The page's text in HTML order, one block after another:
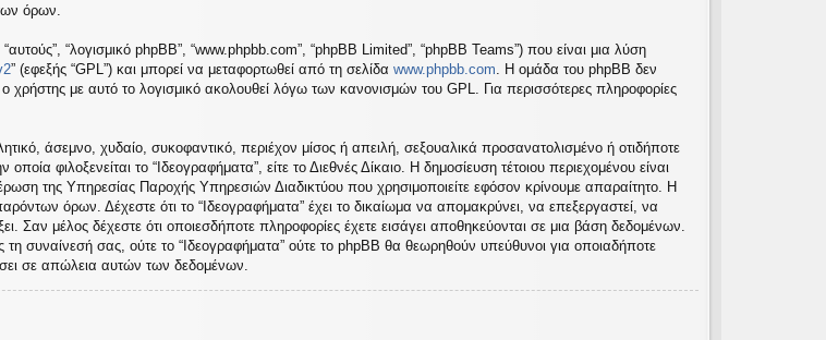
όρων.
“λογισμικό phpBB”, “www.phpbb.com”, “phpBB Limited”, “phpBB Teams”) που είναι μια λύση
” (εφεξής “GPL”) και μπορεί να μεταφορτωθεί από τη σελίδα www.phpbb.com . Η ομάδα του phpBB δεν
χρήστης με αυτό το λογισμικό ακολουθεί λόγω των κανονισμών του GPL. Για περισσότερες πληροφορίες
άσεμνο, χυδαίο, συκοφαντικό, περιέχον μίσος ή απειλή, σεξουαλικά προσανατολισμένο ή οτιδήποτε
φιλοξενείται το “Ιδεογραφήματα”, είτε το Διεθνές Δίκαιο. Η δημοσίευση τέτοιου περιεχομένου είναι
της Υπηρεσίας Παροχής Υπηρεσιών Διαδικτύου που χρησιμοποιείτε εφόσον κρίνουμε απαραίτητο. Η
όρων. Δέχεστε ότι το “Ιδεογραφήματα” έχει το δικαίωμα να απομακρύνει, να επεξεργαστεί, να
Σαν μέλος δέχεστε ότι οποιεσδήποτε πληροφορίες έχετε εισάγει αποθηκεύονται σε μια βάση δεδομένων.
συναίνεσή σας, ούτε το “Ιδεογραφήματα” ούτε το phpBB θα θεωρηθούν υπεύθυνοι για οποιαδήποτε
σε απώλεια αυτών των δεδομένων.